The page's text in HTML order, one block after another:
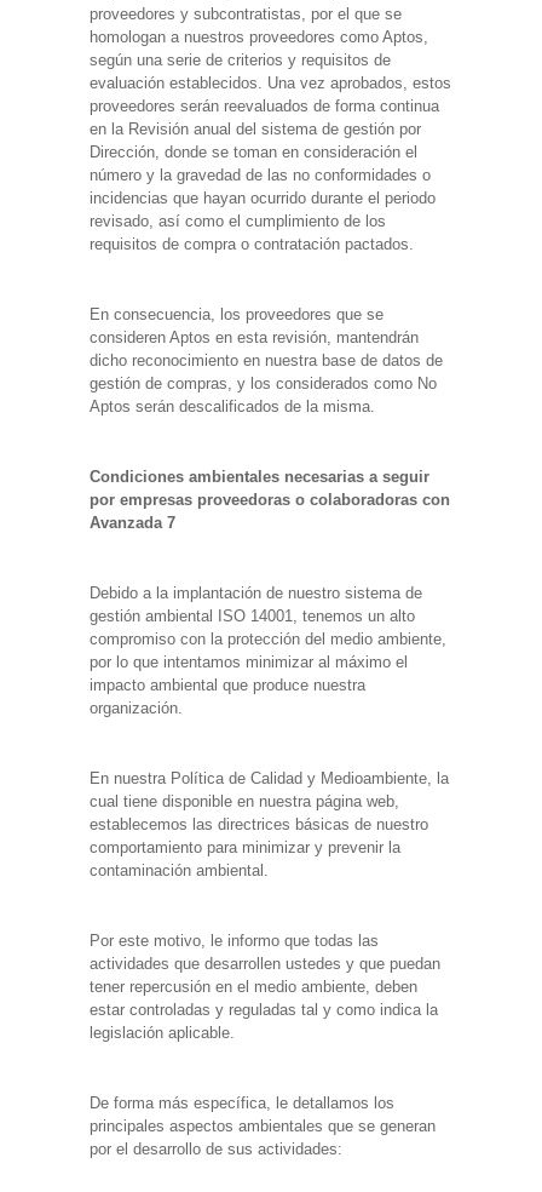
proveedores y subcontratistas, por el que se
homologan a nuestros proveedores como Aptos,
según una serie de criterios y requisitos de
evaluación establecidos. Una vez aprobados, estos
proveedores serán reevaluados de forma continua
en la Revisión anual del sistema de gestión por
Dirección, donde se toman en consideración el
número y la gravedad de las no conformidades o
incidencias que hayan ocurrido durante el periodo
revisado, así como el cumplimiento de los
requisitos de compra o contratación pactados.
En consecuencia, los proveedores que se
consideren Aptos en esta revisión, mantendrán
dicho reconocimiento en nuestra base de datos de
gestión de compras, y los considerados como No
Aptos serán descalificados de la misma.
Condiciones ambientales necesarias a seguir
por empresas proveedoras o colaboradoras con
Avanzada 7
Debido a la implantación de nuestro sistema de
gestión ambiental ISO 14001, tenemos un alto
compromiso con la protección del medio ambiente,
por lo que intentamos minimizar al máximo el
impacto ambiental que produce nuestra
organización.
En nuestra Política de Calidad y Medioambiente, la
cual tiene disponible en nuestra página web,
establecemos las directrices básicas de nuestro
comportamiento para minimizar y prevenir la
contaminación ambiental.
Por este motivo, le informo que todas las
actividades que desarrollen ustedes y que puedan
tener repercusión en el medio ambiente, deben
estar controladas y reguladas tal y como indica la
legislación aplicable.
De forma más específica, le detallamos los
principales aspectos ambientales que se generan
por el desarrollo de sus actividades: